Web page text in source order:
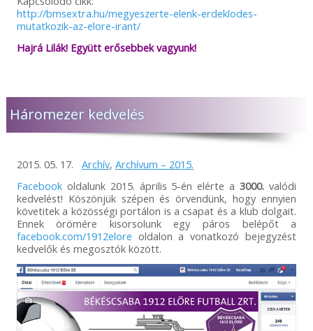
http://bmsextra.hu/megyeszerte-elenk-erdeklodes-
mutatkozik-az-elore-irant/
Hajrá Lilák! Együtt erősebbek vagyunk!
Háromezer kedvelés
2015. 05. 17. Archív, Archívum – 2015.
Facebookoldalunk 2015. április 5-én elérte a3000. valódi
kedvelést! Köszönjük szépen és örvendünk, hogy ennyien
követitek a közösségi portálon is a csapat és a klub dolgait.
Ennek örömére kisorsolunk egy páros belépőt a
facebook.com/1912elore oldalon a vonatkozó bejegyzést
kedvelők és megosztók között.